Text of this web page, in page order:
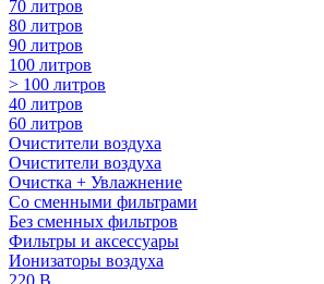
70 литров
80 литров
90 литров
100 литров
> 100 литров
40 литров
60 литров
Очистители воздуха
Очистители воздуха
Очистка + Увлажнение
Cо сменными фильтрами
Без сменных фильтров
Фильтры и аксессуары
Ионизаторы воздуха
220 В